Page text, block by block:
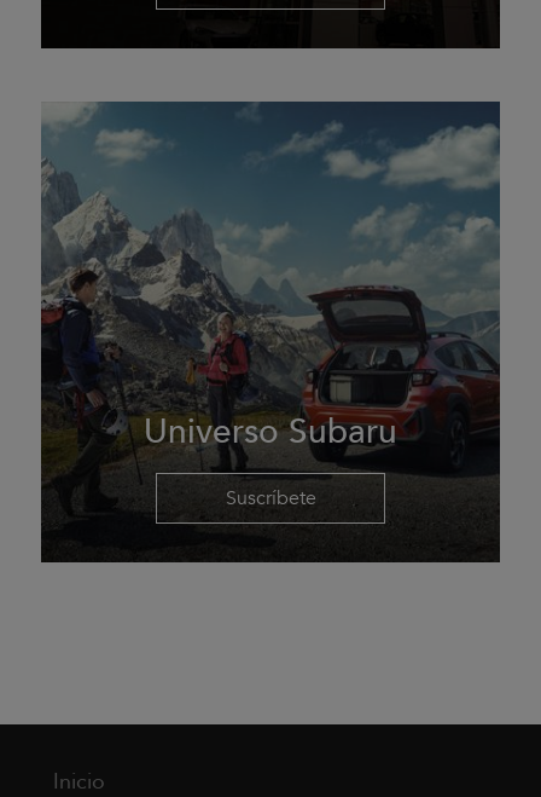
Universo Subaru
Suscríbete
Inicio